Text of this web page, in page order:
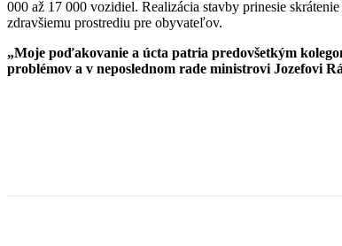
000 až 17 000 vozidiel. Realizácia stavby prinesie
zdravšiemu prostrediu pre obyvateľov.
„Moje poďakovanie a úcta patria predovšetkým
problémov a v neposlednom rade ministrovi Jozefovi